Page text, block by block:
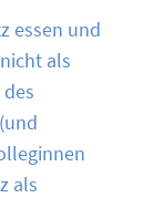
essen und
als
als